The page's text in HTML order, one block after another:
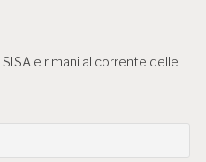
e rimani al corrente delle